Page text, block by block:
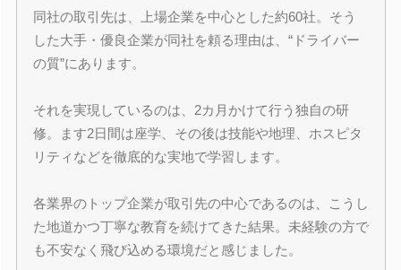
同社の取引先は、上場企業を中心とした約60社。そう
した大手・優良企業が同社を頼る理由は、“ドライバー
の質”にあります。
それを実現しているのは、2カ月かけて行う独自の研
修。ます2日間は座学、その後は技能や地理、ホスピタ
リティなどを徹底的な実地で学習します。
各業界のトップ企業が取引先の中心であるのは、こうし
た地道かつ丁寧な教育を続けてきた結果。未経験の方で
も不安なく飛び込める環境だと感じました。